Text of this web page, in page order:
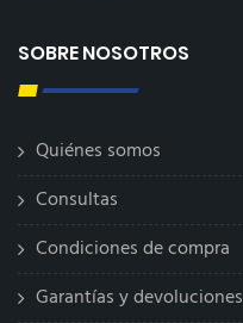
SOBRE NOSOTROS
Quiénes somos
Consultas
Condiciones de compra
Garantías y devoluciones